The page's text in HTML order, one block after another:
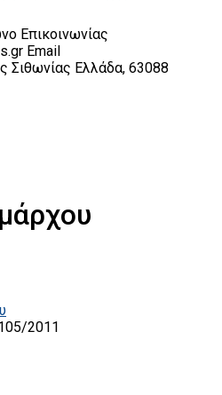
Επικοινωνίας
Email
Σιθωνίας Ελλάδα, 63088
2011